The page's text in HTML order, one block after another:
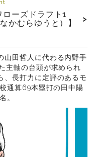
ーズドラフト1
かむらゆうと）】
>
山田哲人に代わる内野手
主軸の台頭が求められ
、長打力に定評のあるモ
通算69本塁打の田中陽
。